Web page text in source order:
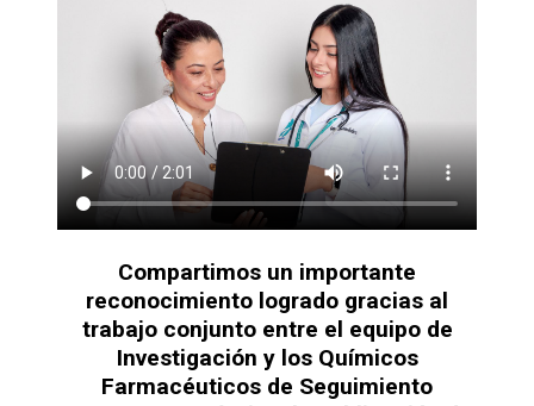
Compartimos un importante
reconocimiento logrado gracias al
trabajo conjunto entre el equipo de
Investigación y los Químicos
Farmacéuticos de Seguimiento